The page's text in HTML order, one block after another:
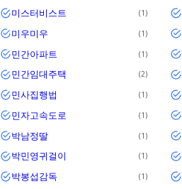
미스터비스트 1
미우미우 1
민간아파트 1
민간임대주택 2
민사집행법 1
민자고속도로 1
박남정딸 1
박민영귀걸이 1
박봉섭감독 1